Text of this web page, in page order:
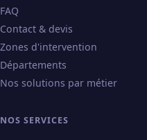
FAQ
Contact & devis
Zones d'intervention
Départements
Nos solutions par métier
NOS SERVICES